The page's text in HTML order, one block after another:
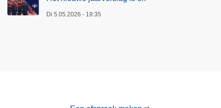
Di 5.05.2026 - 19:35